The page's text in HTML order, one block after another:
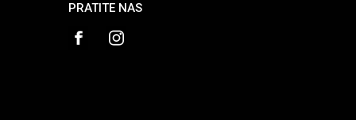
PRATITE NAS